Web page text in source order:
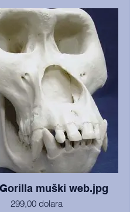
u savršenom su stanju.
muški web.jpg
299,00 dolara